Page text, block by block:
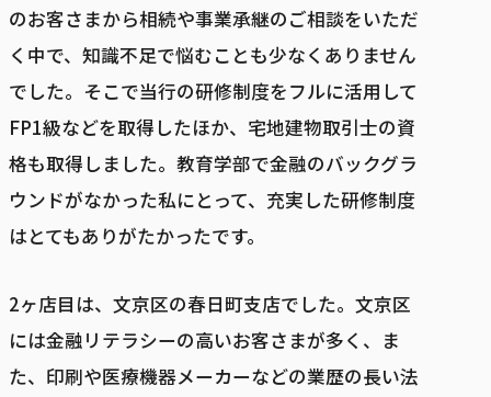
のお客さまから相続や事業承継のご相談をいただ
く中で、知識不足で悩むことも少なくありません
でした。そこで当行の研修制度をフルに活用して
FP1級などを取得したほか、宅地建物取引士の資
格も取得しました。教育学部で金融のバックグラ
ウンドがなかった私にとって、充実した研修制度
はとてもありがたかったです。
2ヶ店目は、文京区の春日町支店でした。文京区
には金融リテラシーの高いお客さまが多く、ま
た、印刷や医療機器メーカーなどの業歴の長い法